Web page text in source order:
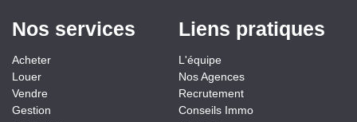
Nos services
Acheter
Louer
Vendre
Gestion
Liens pratiques
L'équipe
Nos Agences
Recrutement
Conseils Immo